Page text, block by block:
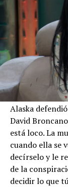
Alaska
David
está loco. La
cuando ella se
decírselo y le
de la
decidir lo que